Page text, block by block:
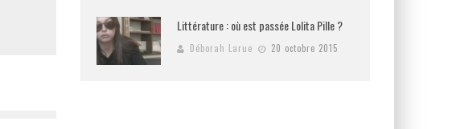
Littérature : où est passée Lolita Pille ?
Déborah Larue 20 octobre 2015